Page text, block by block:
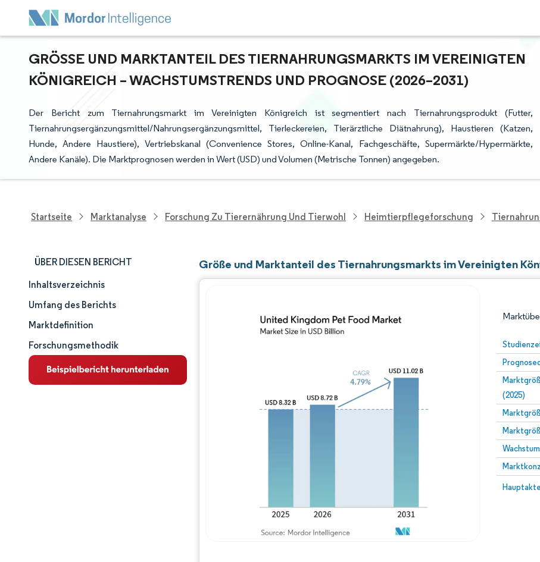
GRÖSSE UND MARKTANTEIL DES TIERNAHRUNGSMARKTS IM VEREINIGTEN K
ÖNIGREICH – WACHSTUMSTRENDS UND PROGNOSE (2026–2031)
Der Bericht zum Tiernahrungsmarkt im Vereinigten Königreich ist segmentiert nach Tiernahrungsprodukt (Futter,
Tiernahrungsergänzungsmittel/Nahrungsergänzungsmittel, Tierleckereien, Tierärztliche Diätnahrung), Haustieren (Katzen,
Hunde, Andere Haustiere), Vertriebskanal (Convenience Stores, Online-Kanal, Fachgeschäfte, Supermärkte/Hypermärkte,
Andere Kanäle). Die Marktprognosen werden in Wert (USD) und Volumen (Metrische Tonnen) angegeben.
Startseite Marktanalyse Forschung Zu Tierernährung Und Tierwohl Heimtierpflegeforschung
ÜBER DIESEN BERICHT
Marktgröße und -anteil
Marktanalyse
Trends und Einblicke
Segmentanalyse
Inhaltsverzeichnis
Umfang des Berichts
Marktdefinition
Forschungsmethodik
Größe und Marktanteil des Tiernahrungsmarkts im Vereinigten
(2025)
Bild ©
Bild © Mordor Intelligence. Wiederverwendung erfordert